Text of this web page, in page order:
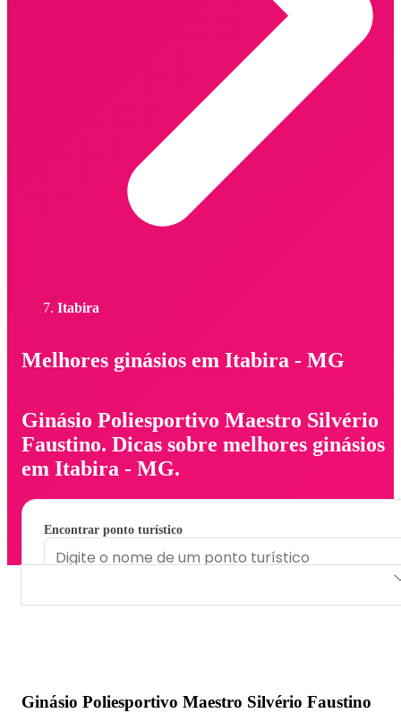
Itabira
Melhores ginásios em Itabira - MG
Ginásio Poliesportivo Maestro Silvério
Faustino. Dicas sobre melhores ginásios
em Itabira - MG.
Encontrar ponto turístico
Ginásio Poliesportivo Maestro Silvério Faustino